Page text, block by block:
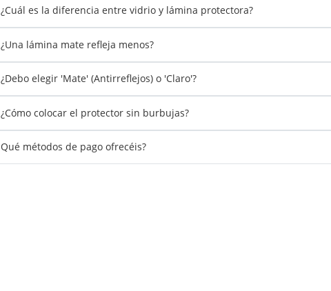
¿Cuál es la diferencia entre vidrio y lámina protectora?
¿Una lámina mate refleja menos?
¿Debo elegir 'Mate' (Antirreflejos) o 'Claro'?
¿Cómo colocar el protector sin burbujas?
Qué métodos de pago ofrecéis?